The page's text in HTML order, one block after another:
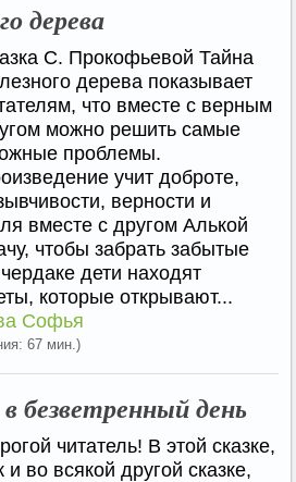
дерева
С. Прокофьевой Тайна
дерева показывает
что вместе с верным
можно решить самые
проблемы.
учит доброте,
верности и
вместе с другом Алькой
чтобы забрать забытые
дети находят
которые открывают...
Софья
67 мин.)
безветренный день
читатель! В этой сказке,
и во всякой другой сказке,